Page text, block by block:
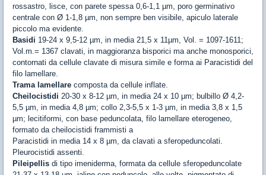
rossastro, lisce, con parete spessa 0,6-1,1 µm, poro germinativo
centrale con Ø 1-1,8 µm, non sempre ben visibile, apiculo laterale
piccolo ma evidente.
Basidi 19-24 x 9,5-12 µm, in media 21,5 x 11µm, Vol. = 1097-1611;
Vol.m.= 1367 clavati, in maggioranza bisporici ma anche monosporici,
contornati da cellule clavate di misura simile e forma ai Paracistidi del
filo lamellare.
Trama lamellare composta da cellule inflate.
Cheilocistidi 20-30 x 8-12 µm, in media 24 x 10 µm; bulbillo Ø 4,2-
5,5 µm, in media 4,8 µm; collo 2,3-5,5 x 1-3 µm, in media 3,8 x 1,5
µm; lecitiformi, con base peduncolata, filo lamellare eterogeneo,
formato da cheilocistidi frammisti a
Paracistidi in media 14 x 8 µm, da clavati a sferopeduncolati.
Pleurocistidi assenti.
Pileipellis di tipo imeniderma, formata da cellule sferopeduncolate